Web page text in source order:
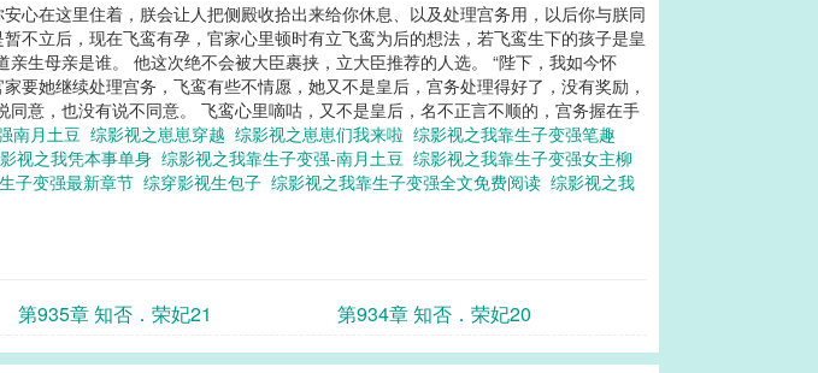
心在这里住着，朕会让人把侧殿收拾出来给你休息、以及处理宫务用，以后你与朕同
不立后，现在飞鸾有孕，官家心里顿时有立飞鸾为后的想法，若飞鸾生下的孩子是皇
生母亲是谁。 他这次绝不会被大臣裹挟，立大臣推荐的人选。 “陛下，我如今怀
要她继续处理宫务，飞鸾有些不情愿，她又不是皇后，宫务处理得好了，没有奖励，
意，也没有说不同意。 飞鸾心里嘀咕，又不是皇后，名不正言不顺的，宫务握在手
南月土豆 综影视之崽崽穿越 综影视之崽崽们我来啦 综影视之我靠生子变强笔趣
视之我凭本事单身 综影视之我靠生子变强-南月土豆 综影视之我靠生子变强女主柳
子变强最新章节 综穿影视生包子 综影视之我靠生子变强全文免费阅读 综影视之我
第935章 知否．荣妃21 第934章 知否．荣妃20